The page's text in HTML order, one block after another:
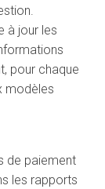
à jour les
pour chaque
modèles
de paiement
les rapports